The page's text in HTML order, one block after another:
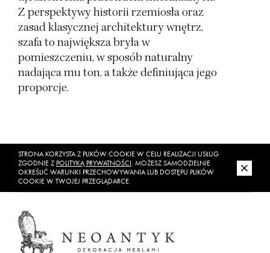
Z perspektywy historii rzemiosła oraz
zasad klasycznej architektury wnętrz,
szafa to największa bryła w
pomieszczeniu, w sposób naturalny
nadająca mu ton, a także definiująca jego
proporcje.
STRONA KORZYSTA Z PLIKÓW COOKIE W CELU REALIZACJI USŁUG
ZGODNIE Z POLITYKĄ PRYWATNOŚCI. MOŻESZ SAMODZIELNIE
OKREŚLIĆ WARUNKI PRZECHOWYWANIA LUB DOSTĘPU PLIKÓW
COOKIE W TWOJEJ PRZEGLĄDARCE.